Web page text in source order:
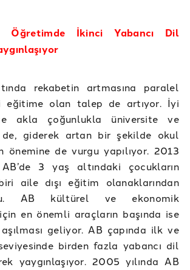
İkinci Yabancı Dil
rekabetin artmasına paralel
eğitime olan talep de artıyor. İyi
akla çoğunlukla üniversite ve
de, giderek artan bir şekilde okul
önemine de vurgu yapılıyor. 2013
3 yaş altındaki çocukların
aile dışı eğitim olanaklarından
AB kültürel ve ekonomik
en önemli araçların başında ise
geliyor. AB çapında ilk ve
birden fazla yabancı dil
yaygınlaşıyor. 2005 yılında AB